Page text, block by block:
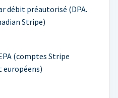
débit préautorisé (DPA.
Stripe)
(comptes Stripe
européens)